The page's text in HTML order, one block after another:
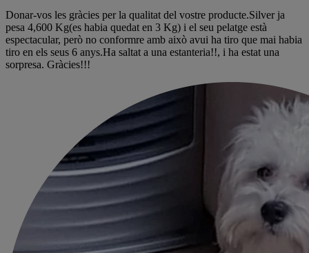
Donar-vos les gràcies per la qualitat del vostre producte.Silver ja
pesa 4,600 Kg(es habia quedat en 3 Kg) i el seu pelatge està
espectacular, però no conformre amb això avui ha tiro que mai habia
tiro en els seus 6 anys.Ha saltat a una estanteria!!, i ha estat una
sorpresa. Gràcies!!!